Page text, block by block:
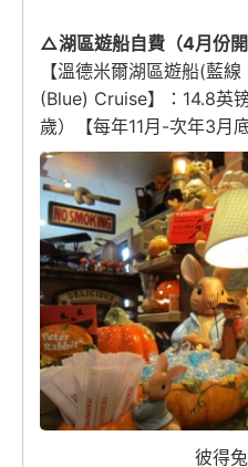
△湖區遊船自費（4月份開
【溫德米爾湖區遊船(藍
(Blue) Cruise】：14.8英
歲）【每年11月-次年3月底
彼得